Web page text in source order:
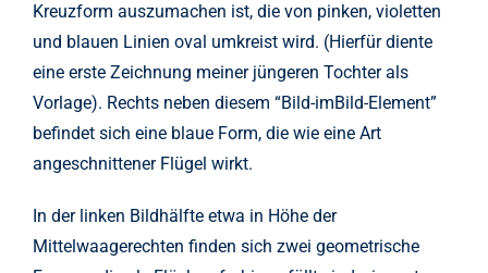
Kreuzform auszumachen ist, die von pinken, violetten
und blauen Linien oval umkreist wird. (Hierfür diente
eine erste Zeichnung meiner jüngeren Tochter als
Vorlage). Rechts neben diesem “Bild-imBild-Element”
befindet sich eine blaue Form, die wie eine Art
angeschnittener Flügel wirkt.
In der linken Bildhälfte etwa in Höhe der
Mittelwaagerechten finden sich zwei geometrische